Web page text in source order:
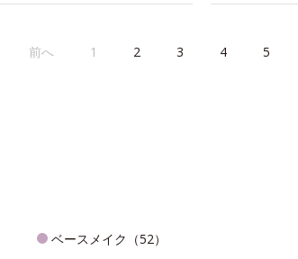
前へ 1 2 3 4 5
ベースメイク（52）